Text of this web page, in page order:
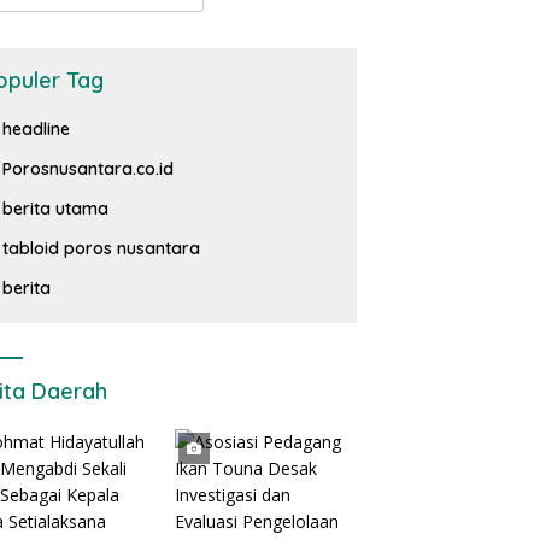
Tag
headline
Porosnusantara.co.id
berita utama
tabloid poros nusantara
berita
Daerah